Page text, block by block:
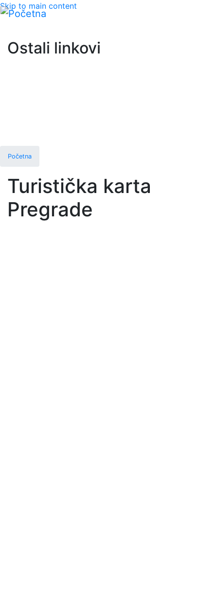
Skip to main content
Početna
Turistička karta
Pregrade
Ostali linkovi